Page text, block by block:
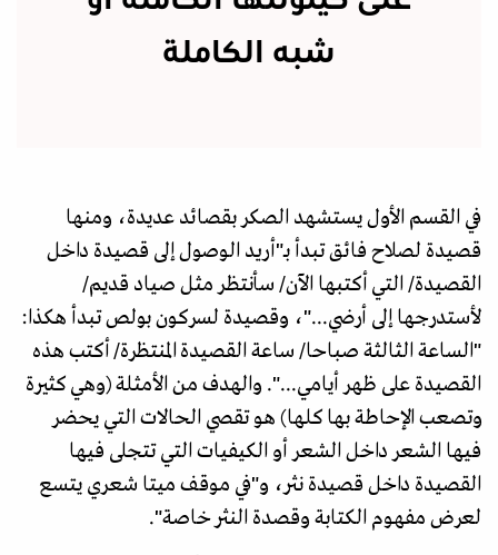
شبه الكاملة
في القسم الأول يستشهد الصكر بقصائد عديدة، ومنها
قصيدة لصلاح فائق تبدأ بـ"أريد الوصول إلى قصيدة داخل
القصيدة/ التي أكتبها الآن/ سأنتظر مثل صياد قديم/
لأستدرجها إلى أرضي..."، وقصيدة لسركون بولص تبدأ هكذا:
"الساعة الثالثة صباحا/ ساعة القصيدة المنتظرة/ أكتب هذه
القصيدة على ظهر أيامي...". والهدف من الأمثلة (وهي كثيرة
وتصعب الإحاطة بها كلها) هو تقصي الحالات التي يحضر
فيها الشعر داخل الشعر أو الكيفيات التي تتجلى فيها
القصيدة داخل قصيدة نثر، و"في موقف ميتا شعري يتسع
لعرض مفهوم الكتابة وقصدة النثر خاصة".